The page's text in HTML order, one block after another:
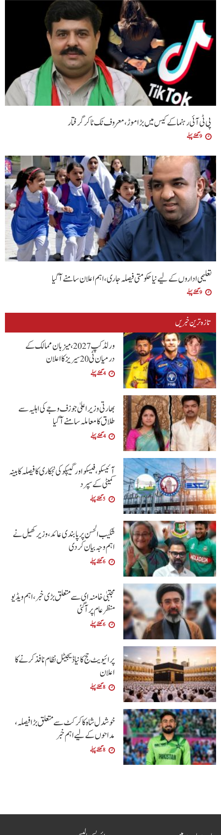
پی ٹی آئی رہنما کے کیس میں بڑا موڑ، معروف ٹک ٹاکر گرفتار
9 گھنٹے پہلے
تعلیمی اداروں کے لیے نیا حکومتی فیصلہ جاری، اہم اعلان سامنے آگیا
9 گھنٹے پہلے
تازہ ترین خبریں
ورلڈ کپ 2027، میزبان ممالک کے
درمیان ٹی20 سیریز کا اعلان
4 گھنٹے پہلے
بھارتی وزیراعلیٰ جوزف وجے کی اہلیہ سے
طلاق کا معاملہ سامنے آگیا
4 گھنٹے پہلے
آئیسکو، فیسکو اور گیپکو کی نجکاری کا فیصلہ کابینہ
کمیٹی کے سپرد
5 گھنٹے پہلے
شکیب الحسن پر پابندی عائد، وزیر کھیل نے
اہم وجہ بیان کر دی
6 گھنٹے پہلے
مجتبیٰ خامنہ ای سے متعلق بڑی خبر، اہم ویڈیو
منظرعام پر آگئی
6 گھنٹے پہلے
پرائیویٹ حج کا نیا ڈیجیٹل نظام نافذ کرنے کا
اعلان
8 گھنٹے پہلے
خوشدل شاہ کا کرکٹ سے متعلق بڑا فیصلہ،
مداحوں کے لیے اہم خبر
8 گھنٹے پہلے